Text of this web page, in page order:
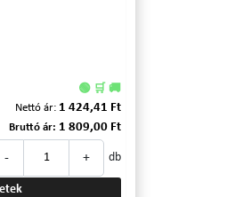
🟢 🛒 🚚
Nettó ár: 1 424,41 Ft
Bruttó ár: 1 809,00 Ft
- + db